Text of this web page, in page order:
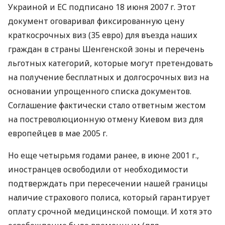
Украиной и ЕС подписано 18 июня 2007 г. Этот
документ оговаривал фиксированную цену
краткосрочных виз (35 евро) для въезда наших
граждан в страны Шенгенской зоны и перечень
льготных категорий, которые могут претендовать
на получение бесплатных и долгосрочных виз на
основании упрощенного списка документов.
Соглашение фактически стало ответным жестом
на постреволюционную отмену Киевом виз для
европейцев в мае 2005 г.
Но еще четырьмя годами ранее, в июне 2001 г.,
иностранцев освободили от необходимости
подтверждать при пересечении нашей границы
наличие страхового полиса, который гарантирует
оплату срочной медицинской помощи. И хотя это